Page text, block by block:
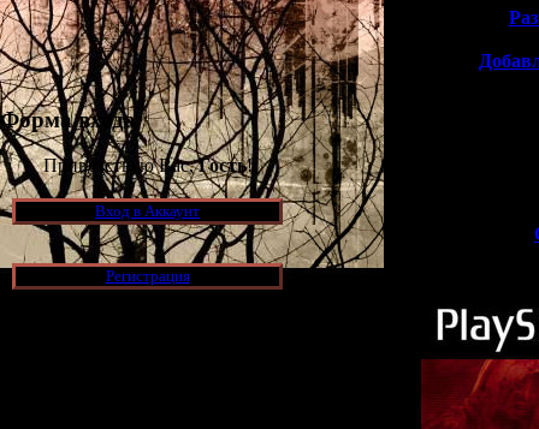
Форма входа
Приветствую Вас,Гость!
Вход в Аккаунт
Регистрация